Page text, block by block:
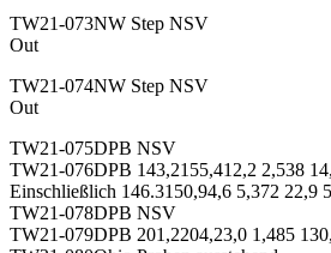
TW21-073NW Step NSV
Out
TW21-074NW Step NSV
Out
TW21-075DPB NSV
TW21-076DPB 143,2155,412,2 2,538
Einschließlich 146.3150,94,6 5,372 22,9
TW21-078DPB NSV
TW21-079DPB 201,2204,23,0 1,485